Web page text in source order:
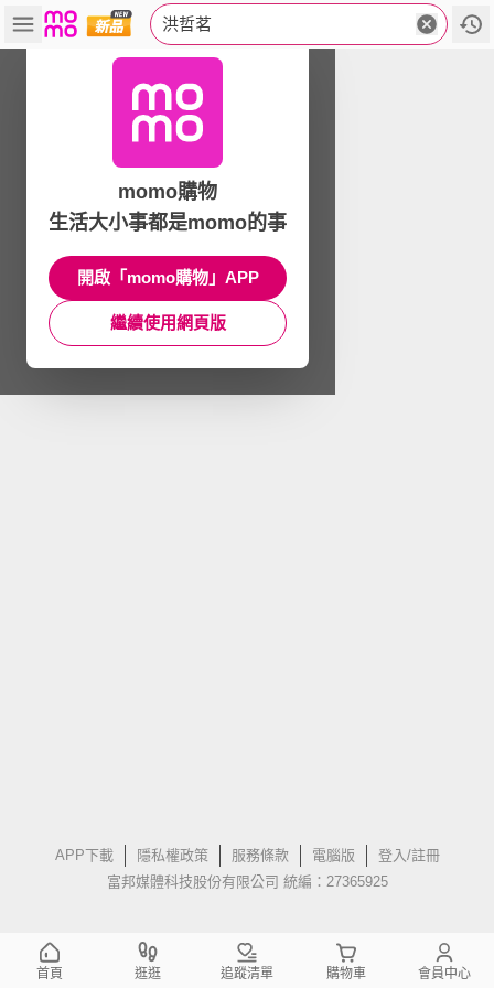
洪哲茗
APP下載 隱私權政策 服務條款 電腦版
登入/註冊
富邦媒體科技股份有限公司 統編：27365925
momo購物
生活大小事都是momo的事
開啟「momo購物」APP
繼續使用網頁版
首頁 逛逛 追蹤清單 購物車 會員中心